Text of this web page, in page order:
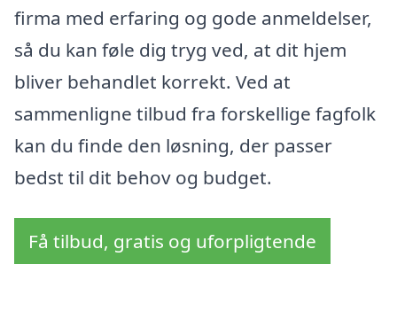
firma med erfaring og gode anmeldelser,
så du kan føle dig tryg ved, at dit hjem
bliver behandlet korrekt. Ved at
sammenligne tilbud fra forskellige fagfolk
kan du finde den løsning, der passer
bedst til dit behov og budget.
Få tilbud, gratis og uforpligtende